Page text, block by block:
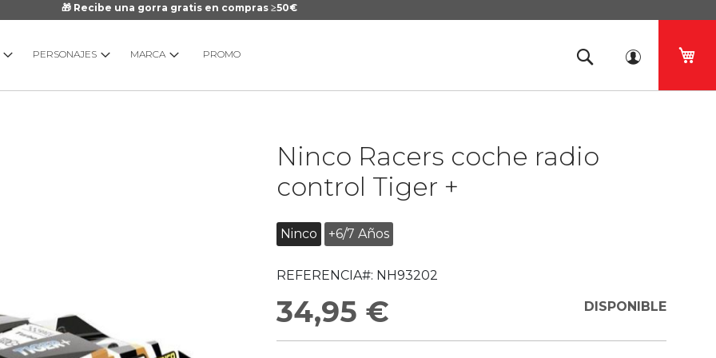
🎁 Recibe una gorra gratis en compras ≥50€
PERSONAJES MARCA PROMO
Ninco Racers coche radio
control Tiger +
Ninco +6/7 Años
REFERENCIA#: NH93202
34,95 € DISPONIBLE
galería
imágenes